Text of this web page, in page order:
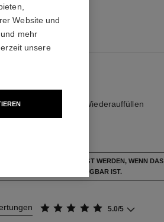
ROSE TURBULENT Wiederauffüllen
MÖCHTE BENACHRICHTIGT WERDEN, WENN DAS
PRODUKT VERFÜGBAR IST.
5.0/5
Website und
mehr
unsere